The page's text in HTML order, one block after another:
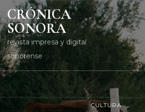
CRÓNICA
SONORA
revista impresa y digital
sonorense
CULTURA